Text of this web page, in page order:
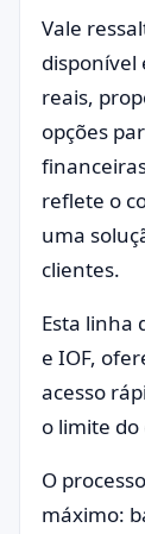
Vale
disponível
reais,
opções
reflete o
uma
clientes.
Esta linha
e IOF,
acesso
o limite do
O
máximo: